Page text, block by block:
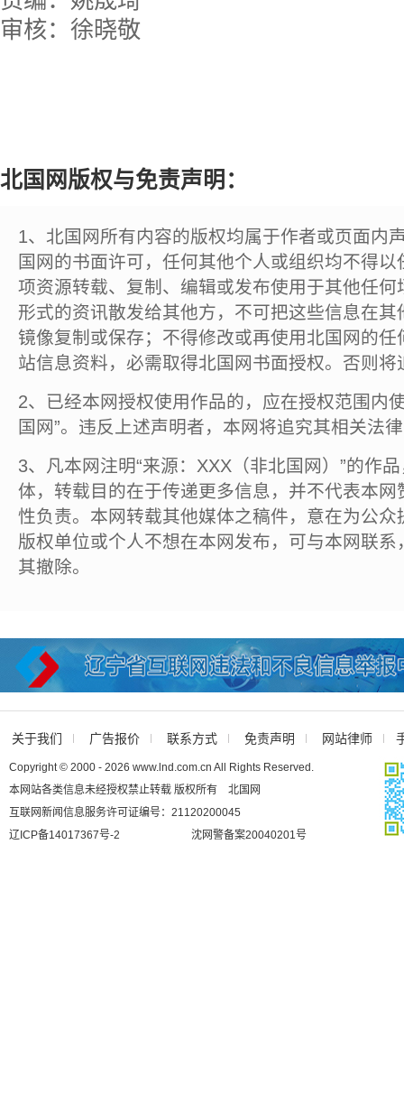
审核：徐晓敬
北国网版权与免责声明：
1、北国网所有内容的版权均属于作者或页面内
国网的书面许可，任何其他个人或组织均不得
项资源转载、复制、编辑或发布使用于其他任
形式的资讯散发给其他方，不可把这些信息在
镜像复制或保存；不得修改或再使用北国网的
站信息资料，必需取得北国网书面授权。否则将
2、已经本网授权使用作品的，应在授权范围内
国网”。违反上述声明者，本网将追究其相关法
3、凡本网注明“来源：XXX（非北国网）”的作
体，转载目的在于传递更多信息，并不代表本
性负责。本网转载其他媒体之稿件，意在为公
版权单位或个人不想在本网发布，可与本网联
其撤除。
关于我们 广告报价 联系方式 免责声明 网站律师
Copyright © 2000 - 2026 www.lnd.com.cn All Rights Reserved.
本网站各类信息未经授权禁止转载 版权所有 北国网
互联网新闻信息服务许可证编号：21120200045
辽ICP备14017367号-2
沈网警备案20040201号